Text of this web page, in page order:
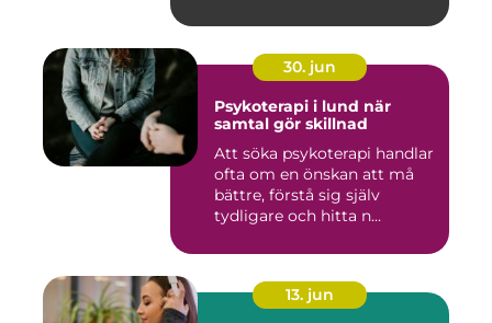
30. jun
Psykoterapi i lund när
samtal gör skillnad
Att söka psykoterapi handlar
ofta om en önskan att må
bättre, förstå sig själv
tydligare och hitta n...
13. jun